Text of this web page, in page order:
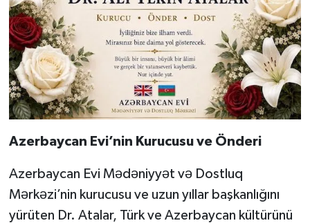
Azerbaycan Evi’nin Kurucusu ve Önderi
Azerbaycan Evi Mədəniyyət və Dostluq
Mərkəzi’nin kurucusu ve uzun yıllar başkanlığını
yürüten Dr. Atalar, Türk ve Azerbaycan kültürünü